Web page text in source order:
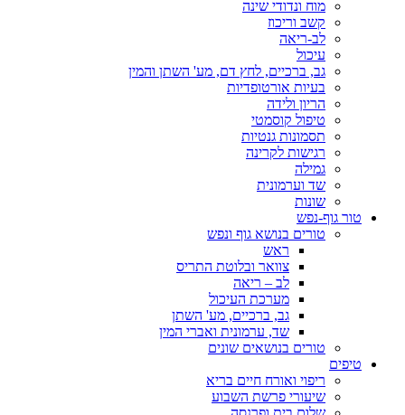
מוח ונדודי שינה
קשב וריכוז
לב-ריאה
עיכול
גב, ברכיים, לחץ דם, מע' השתן והמין
בעיות אורטופדיות
הריון ולידה
טיפול קוסמטי
תסמונות גנטיות
רגישות לקרינה
גמילה
שד וערמונית
שונות
טור גוף-נפש
טורים בנושא גוף ונפש
ראש
צוואר ובלוטת התריס
לב – ריאה
מערכת העיכול
גב, ברכיים, מע' השתן
שד, ערמונית ואברי המין
טורים בנושאים שונים
טיפים
ריפוי ואורח חיים בריא
שיעורי פרשת השבוע